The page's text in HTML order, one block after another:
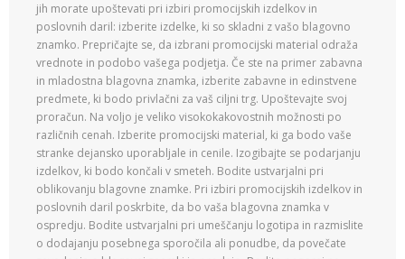
jih morate upoštevati pri izbiri promocijskih izdelkov in
poslovnih daril: izberite izdelke, ki so skladni z vašo blagovno
znamko. Prepričajte se, da izbrani promocijski material odraža
vrednote in podobo vašega podjetja. Če ste na primer zabavna
in mladostna blagovna znamka, izberite zabavne in edinstvene
predmete, ki bodo privlačni za vaš ciljni trg. Upoštevajte svoj
proračun. Na voljo je veliko visokokakovostnih možnosti po
različnih cenah. Izberite promocijski material, ki ga bodo vaše
stranke dejansko uporabljale in cenile. Izogibajte se podarjanju
izdelkov, ki bodo končali v smeteh. Bodite ustvarjalni pri
oblikovanju blagovne znamke. Pri izbiri promocijskih izdelkov in
poslovnih daril poskrbite, da bo vaša blagovna znamka v
ospredju. Bodite ustvarjalni pri umeščanju logotipa in razmislite
o dodajanju posebnega sporočila ali ponudbe, da povečate